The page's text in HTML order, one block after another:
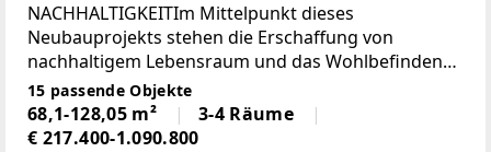
NACHHALTIGKEITIm Mittelpunkt dieses
Neubauprojekts stehen die Erschaffung von
nachhaltigem Lebensraum und das Wohlbefinden
der zukünftigen Bewohner. Neben der Optimierung
der Nutzungsdauer der Immobile, achten wir beim
Bauen auf die Minimierung
15 passende Objekte
68,1-128,05 m²
3-4 Räume
€ 217.400-1.090.800